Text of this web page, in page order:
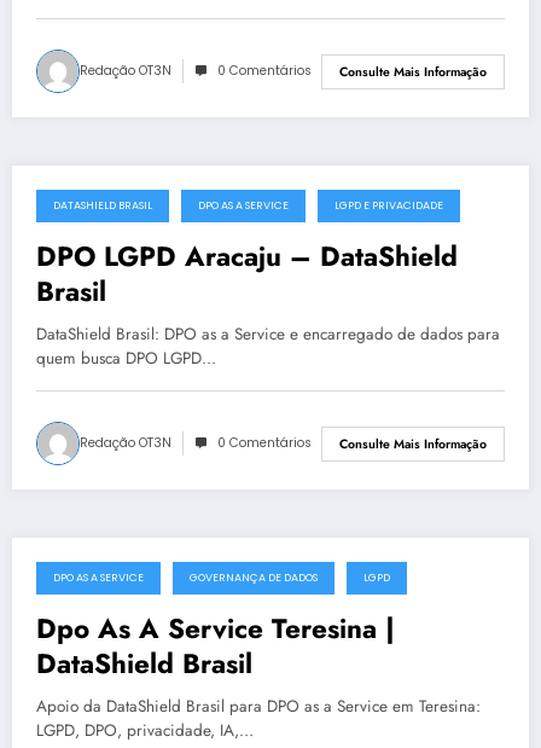
Redação OT3N 0 Comentários Consulte Mais Informação
julho 11, 2025
DATASHIELD BRASIL DPO AS A SERVICE LGPD E PRIVACIDADE
DPO LGPD Aracaju – DataShield
Brasil
DataShield Brasil: DPO as a Service e encarregado de dados para
quem busca DPO LGPD…
Redação OT3N 0 Comentários Consulte Mais Informação
julho 5, 2025
DPO AS A SERVICE GOVERNANÇA DE DADOS LGPD
Dpo As A Service Teresina |
DataShield Brasil
Apoio da DataShield Brasil para DPO as a Service em Teresina:
LGPD, DPO, privacidade, IA,…